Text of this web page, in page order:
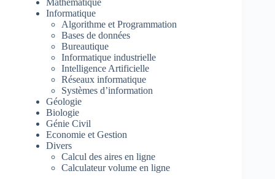
Mathématique
Informatique
Algorithme et Programmation
Bases de données
Bureautique
Informatique industrielle
Intelligence Artificielle
Réseaux informatique
Systèmes d’information
Géologie
Biologie
Génie Civil
Economie et Gestion
Divers
Calcul des aires en ligne
Calculateur volume en ligne